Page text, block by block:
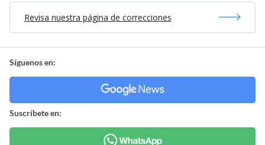
Revisa nuestra página de correcciones
Síguenos en:
Suscríbete en: